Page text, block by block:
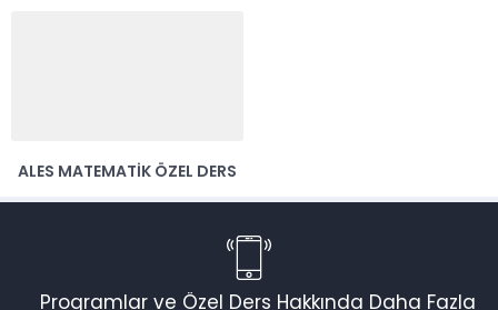
ALES MATEMATIK ÖZEL DERS
Programlar ve Özel Ders Hakkında Daha Fazla